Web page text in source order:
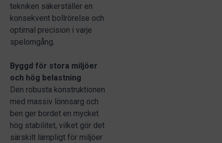
tekniken säkerställer en
konsekvent bollrörelse och
optimal precision i varje
spelomgång.
Byggd för stora miljöer
och hög belastning
Den robusta konstruktionen
med massiv lönnsarg och
ben ger bordet en mycket
hög stabilitet, vilket gör det
särskilt lämpligt för miljöer